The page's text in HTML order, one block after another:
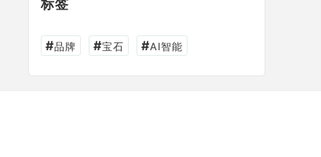
标签
#品牌 #宝石 #AI智能